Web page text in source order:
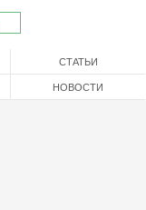
СТАТЬИ
НОВОСТИ